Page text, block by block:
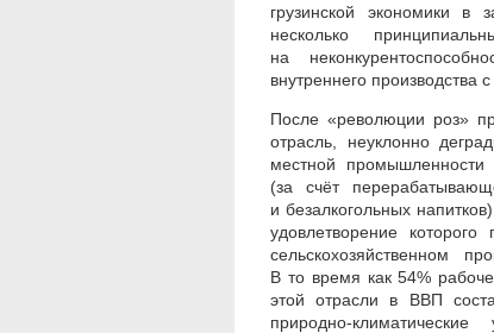
грузинской экономики в
несколько
на
внутреннего производства
После «революции роз»
отрасль, неуклонно
местной промышленности
(за счёт
и безалкогольных
удовлетворение
сельскохозяйственном
В то время как 54%
этой отрасли в ВВП
природно-